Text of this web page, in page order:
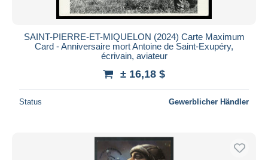
SAINT-PIERRE-ET-MIQUELON (2024) Carte Maximum
Card - Anniversaire mort Antoine de Saint-Exupéry,
écrivain, aviateur
± 16,18 $
Status Gewerblicher Händler